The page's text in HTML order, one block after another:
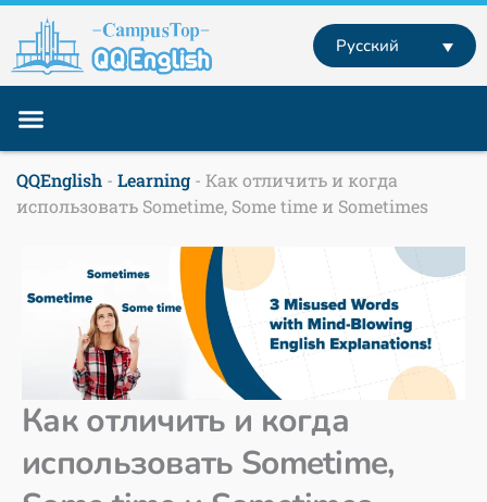
Перейти
содержимому
Русский
QQEnglish - Learning - Как отличить и когда
использовать Sometime, Some time и Sometimes
Как отличить и когда
использовать Sometime,